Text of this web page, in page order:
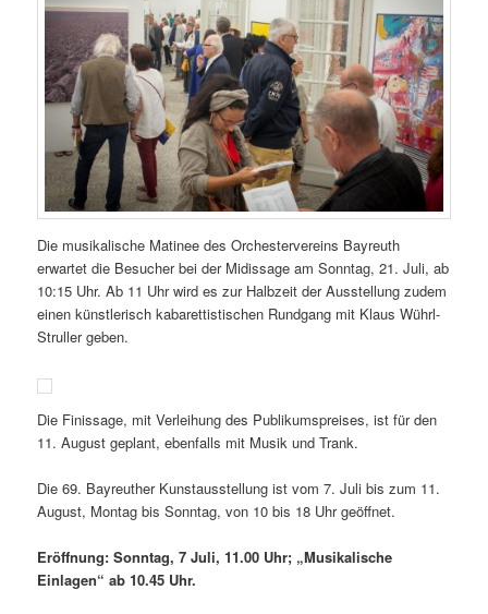
Die musikalische Matinee des Orchestervereins Bayreuth
erwartet die Besucher bei der Midissage am Sonntag, 21. Juli, ab
10:15 Uhr. Ab 11 Uhr wird es zur Halbzeit der Ausstellung zudem
einen künstlerisch kabarettistischen Rundgang mit Klaus Wührl-
Struller geben.
Die Finissage, mit Verleihung des Publikumspreises, ist für den
11. August geplant, ebenfalls mit Musik und Trank.
Die 69. Bayreuther Kunstausstellung ist vom 7. Juli bis zum 11.
August, Montag bis Sonntag, von 10 bis 18 Uhr geöffnet.
Eröffnung: Sonntag, 7 Juli,11.00 Uhr; „Musikalische
Einlagen“ ab 10.45 Uhr.